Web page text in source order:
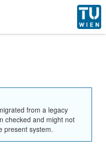
from a legacy
checked and might not
present system.